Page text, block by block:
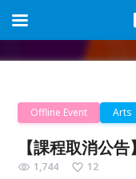
Offline Event Arts
【課程取消公
1,744 12